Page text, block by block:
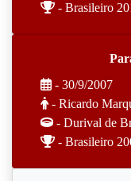
- Brasileiro
- 30/9/2007
- Ricardo
- Durival de
- Brasileiro